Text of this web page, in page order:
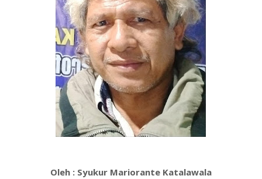
Oleh : Syukur Mariorante Katalawala